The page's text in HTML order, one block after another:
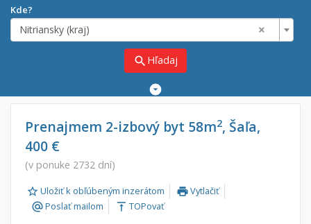
Kde?
×
Nitriansky (kraj)
search Hľadaj
Predaj
Prenájom
Do:
Prenajmem 2-izbový byt 58m2, Šaľa,
400 €
(v ponuke 2732 dní)
Uložiť k obľúbeným inzerátom printVytlačiť
alternate_emailPoslať mailom vertical_align_top TOPovať